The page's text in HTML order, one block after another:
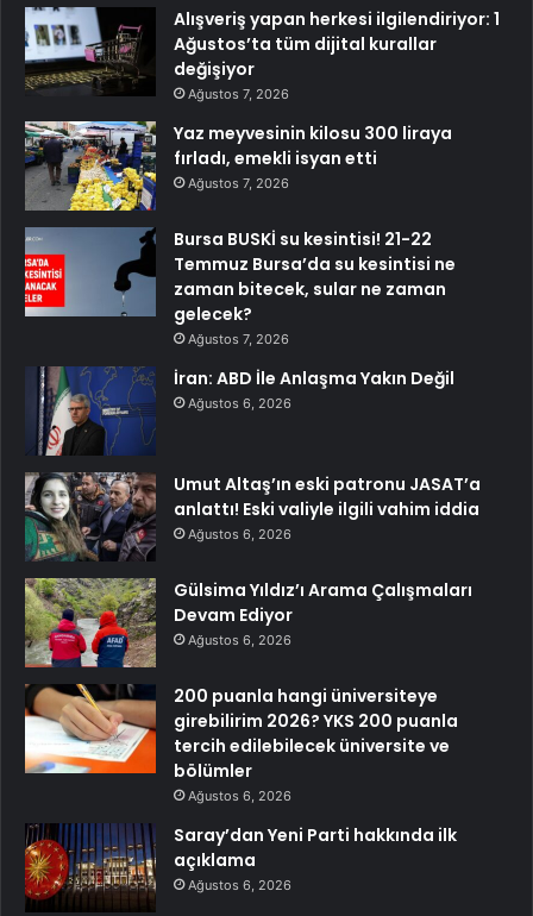
Alışveriş yapan herkesi ilgilendiriyor: 1
Ağustos’ta tüm dijital kurallar
değişiyor
Ağustos 7, 2026
Yaz meyvesinin kilosu 300 liraya
fırladı, emekli isyan etti
Ağustos 7, 2026
Bursa BUSKİ su kesintisi! 21-22
Temmuz Bursa’da su kesintisi ne
zaman bitecek, sular ne zaman
gelecek?
Ağustos 7, 2026
İran: ABD İle Anlaşma Yakın Değil
Ağustos 6, 2026
Umut Altaş’ın eski patronu JASAT’a
anlattı! Eski valiyle ilgili vahim iddia
Ağustos 6, 2026
Gülsima Yıldız’ı Arama Çalışmaları
Devam Ediyor
Ağustos 6, 2026
200 puanla hangi üniversiteye
girebilirim 2026? YKS 200 puanla
tercih edilebilecek üniversite ve
bölümler
Ağustos 6, 2026
Saray’dan Yeni Parti hakkında ilk
açıklama
Ağustos 6, 2026